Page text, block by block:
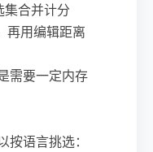
合并计分
再用编辑距离
需要一定内存
按语言挑选：